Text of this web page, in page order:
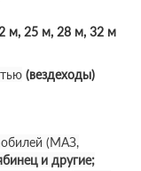
м, 25 м, 28 м, 32 м
(вездеходы)
(МАЗ,
и другие;